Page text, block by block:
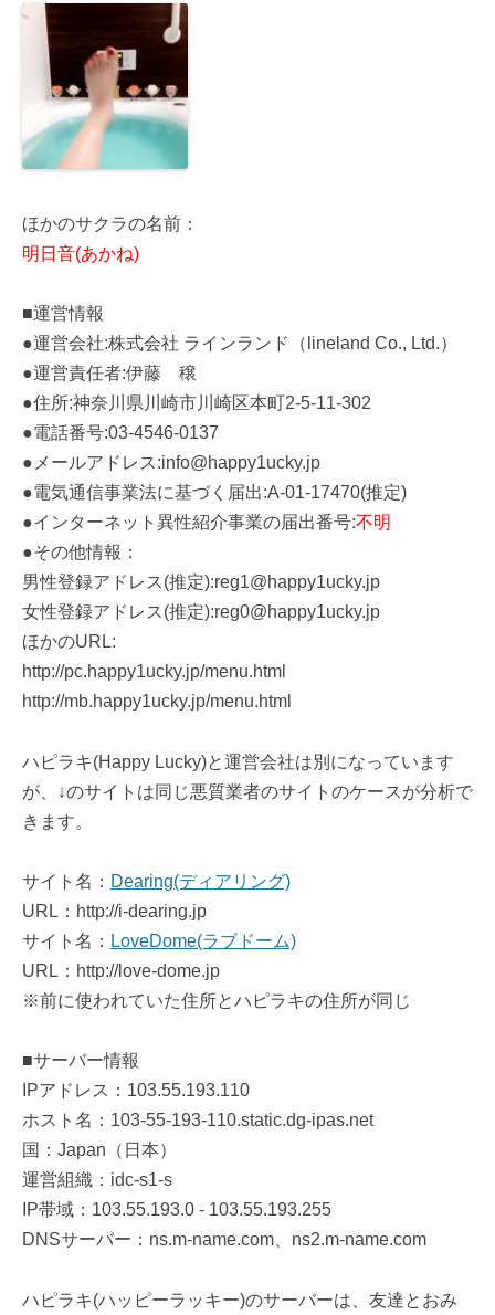
ほかのサクラの名前：
明日音(あかね)
■運営情報
●運営会社:株式会社 ラインランド（lineland Co., Ltd.）
●運営責任者:伊藤 穣
●住所:神奈川県川崎市川崎区本町2-5-11-302
●電話番号:03-4546-0137
●メールアドレス:info@happy1ucky.jp
●電気通信事業法に基づく届出:A-01-17470(推定)
●インターネット異性紹介事業の届出番号:不明
●その他情報：
男性登録アドレス(推定):reg1@happy1ucky.jp
女性登録アドレス(推定):reg0@happy1ucky.jp
ほかのURL:
http://pc.happy1ucky.jp/menu.html
http://mb.happy1ucky.jp/menu.html
ハピラキ(Happy Lucky)と運営会社は別になっています
が、↓のサイトは同じ悪質業者のサイトのケースが分析で
きます。
サイト名： Dearing(ディアリング)
URL：http://i-dearing.jp
サイト名： LoveDome(ラブドーム)
URL：http://love-dome.jp
※前に使われていた住所とハピラキの住所が同じ
■サーバー情報
IPアドレス：103.55.193.110
ホスト名：103-55-193-110.static.dg-ipas.net
国：Japan（日本）
運営組織：idc-s1-s
IP帯域：103.55.193.0 - 103.55.193.255
DNSサーバー：ns.m-name.com、ns2.m-name.com
ハピラキ(ハッピーラッキー)のサーバーは、友達とおみ